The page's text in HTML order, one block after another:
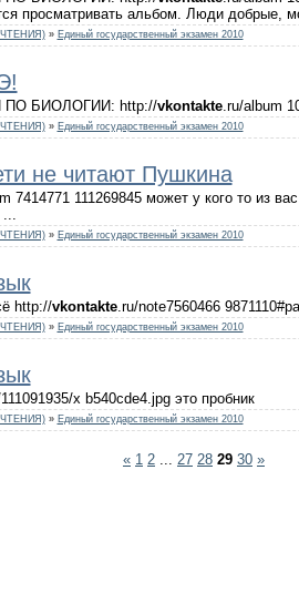
просматривать альбом. Люди добрые,
» Единый государственный экзамен 2010
ПО БИОЛОГИИ: http://vkontakte.ru/album
» Единый государственный экзамен 2010
не читают Пушкина
7414771 111269845 может у кого то из
» Единый государственный экзамен 2010
http://vkontakte.ru/note7560466
» Единый государственный экзамен 2010
x b540cde4.jpg это пробник
» Единый государственный экзамен 2010
« 1 2 27 28 29 30 »